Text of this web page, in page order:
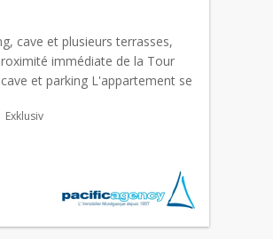
cave et plusieurs terrasses,
immédiate de la Tour
et parking L'appartement se
Exklusiv